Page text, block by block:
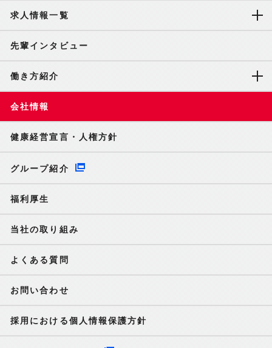
求人情報一覧
先輩インタビュー
働き方紹介
会社情報
健康経営宣言・人権方針
グループ紹介
福利厚生
当社の取り組み
よくある質問
お問い合わせ
採用における個人情報保護方針